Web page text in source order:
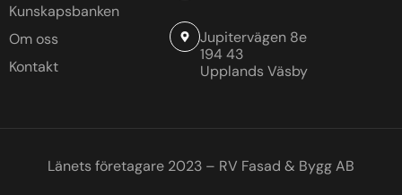
Kunskapsbanken
Om oss
Kontakt
Jupitervägen 8e
194 43
Upplands Väsby
Länets företagare 2023 – RV Fasad & Bygg AB